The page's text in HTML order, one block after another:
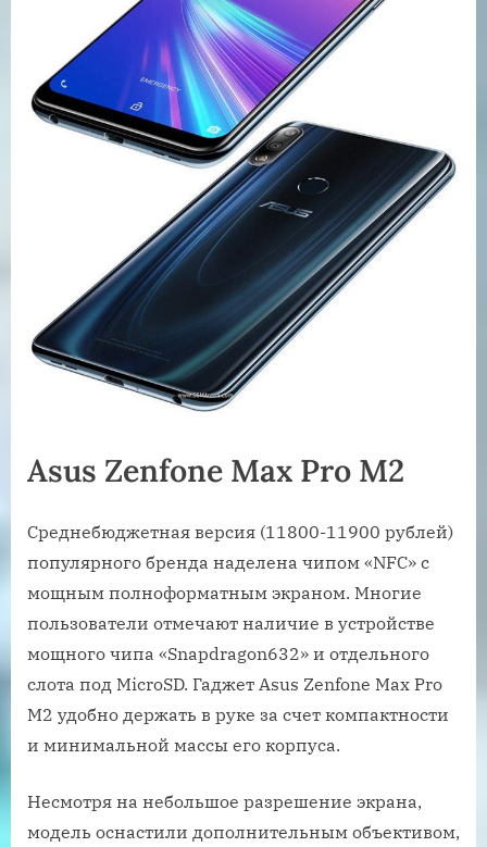
Asus Zenfone Max Pro M2
Среднебюджетная версия (11800-11900 рублей)
популярного бренда наделена чипом «NFC» с
мощным полноформатным экраном. Многие
пользователи отмечают наличие в устройстве
мощного чипа «Snapdragon632» и отдельного
слота под MicroSD. Гаджет Asus Zenfone Max Pro
M2 удобно держать в руке за счет компактности
и минимальной массы его корпуса.
Несмотря на небольшое разрешение экрана,
модель оснастили дополнительным объективом,